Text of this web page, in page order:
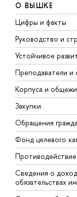
О ВЫШКЕ
Цифры и факты
Руководство и
Устойчивое
Преподаватели и
Корпуса и
Закупки
Обращения
Фонд целевого
Сведения о
обязательствах